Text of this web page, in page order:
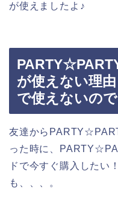
が使えましたよ♪
が使えない理
で使えないので
友達から
った時に、
ドで今すぐ購入したい
も、、、。